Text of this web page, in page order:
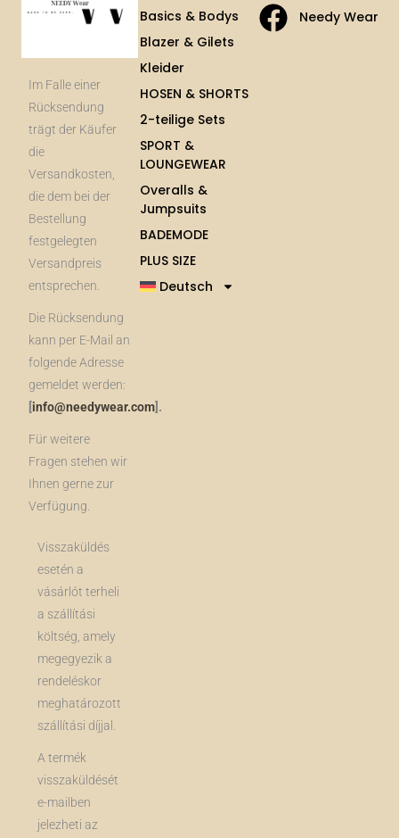
Im Falle einer
Rücksendung
trägt der Käufer
die
Versandkosten,
die dem bei der
Bestellung
festgelegten
Versandpreis
entsprechen.
Die Rücksendung
kann per E-Mail an
folgende Adresse
gemeldet werden:
[info@needywear.com].
Für weitere
Fragen stehen wir
Ihnen gerne zur
Verfügung.
Visszaküldés
esetén a
vásárlót terheli
a szállítási
költség, amely
megegyezik a
rendeléskor
meghatározott
szállítási díjjal.
A termék
visszaküldését
e-mailben
jelezheti az
Needy Wear
Basics & Bodys
Blazer & Gilets
Kleider
HOSEN & SHORTS
2-teilige Sets
SPORT &
LOUNGEWEAR
Overalls &
Jumpsuits
BADEMODE
PLUS SIZE
Deutsch